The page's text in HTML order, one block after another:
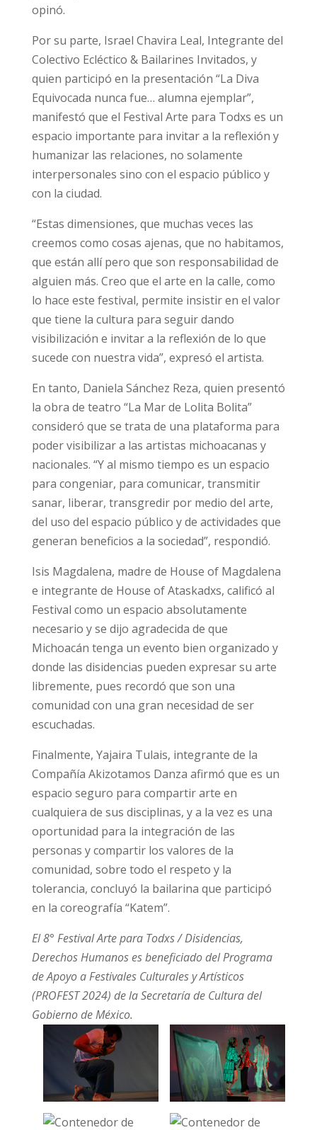
opinó.
Por su parte, Israel Chavira Leal, Integrante del
Colectivo Ecléctico & Bailarines Invitados, y
quien participó en la presentación “La Diva
Equivocada nunca fue… alumna ejemplar”,
manifestó que el Festival Arte para Todxs es un
espacio importante para invitar a la reflexión y
humanizar las relaciones, no solamente
interpersonales sino con el espacio público y
con la ciudad.
“Estas dimensiones, que muchas veces las
creemos como cosas ajenas, que no habitamos,
que están allí pero que son responsabilidad de
alguien más. Creo que el arte en la calle, como
lo hace este festival, permite insistir en el valor
que tiene la cultura para seguir dando
visibilización e invitar a la reflexión de lo que
sucede con nuestra vida”, expresó el artista.
En tanto, Daniela Sánchez Reza, quien presentó
la obra de teatro “La Mar de Lolita Bolita”
consideró que se trata de una plataforma para
poder visibilizar a las artistas michoacanas y
nacionales. “Y al mismo tiempo es un espacio
para congeniar, para comunicar, transmitir
sanar, liberar, transgredir por medio del arte,
del uso del espacio público y de actividades que
generan beneficios a la sociedad”, respondió.
Isis Magdalena, madre de House of Magdalena
e integrante de House of Ataskadxs, calificó al
Festival como un espacio absolutamente
necesario y se dijo agradecida de que
Michoacán tenga un evento bien organizado y
donde las disidencias pueden expresar su arte
libremente, pues recordó que son una
comunidad con una gran necesidad de ser
escuchadas.
Finalmente, Yajaira Tulais, integrante de la
Compañía Akizotamos Danza afirmó que es un
espacio seguro para compartir arte en
cualquiera de sus disciplinas, y a la vez es una
oportunidad para la integración de las
personas y compartir los valores de la
comunidad, sobre todo el respeto y la
tolerancia, concluyó la bailarina que participó
en la coreografía “Katem”.
El 8° Festival Arte para Todxs / Disidencias,
Derechos Humanos es beneficiado del Programa
de Apoyo a Festivales Culturales y Artísticos
(PROFEST 2024) de la Secretaría de Cultura del
Gobierno de México.